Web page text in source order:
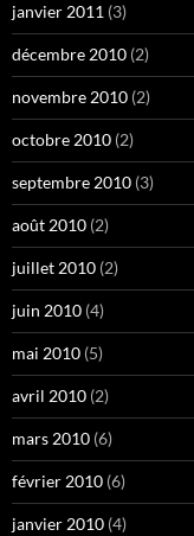
janvier 2011 (3)
décembre 2010 (2)
novembre 2010 (2)
octobre 2010 (2)
septembre 2010 (3)
août 2010 (2)
juillet 2010 (2)
juin 2010 (4)
mai 2010 (5)
avril 2010 (2)
mars 2010 (6)
février 2010 (6)
janvier 2010 (4)